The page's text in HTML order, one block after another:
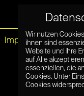
Impressum|
Wir nutzen
ihnen sind
Website und Ihre
auf Alle
essenziellen, die
Cookies. Unter
Cookies